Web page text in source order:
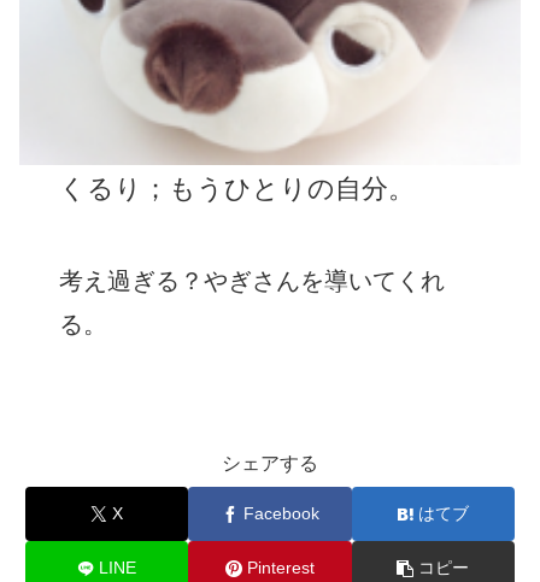
くるり；もうひとりの自分。
考え過ぎる？やぎさんを導いてくれ
る。
シェアする
X Facebook はてブ
LINE Pinterest コピー